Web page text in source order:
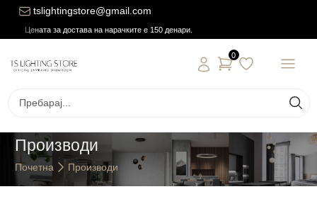
tslightingstore@gmail.com
Цената за достава на нарачките е 150 денари.
0
Производи
Почетна Производи